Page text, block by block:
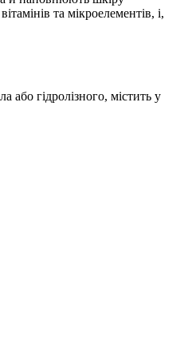
та мікроелементів, і,
гідролізного, містить у